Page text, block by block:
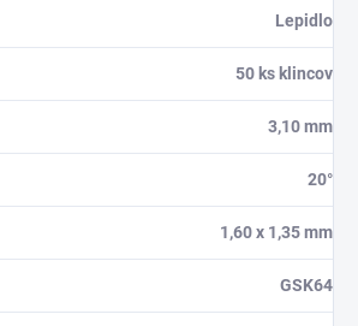
Lepidlo
50 ks klincov
3,10 mm
20°
1,60 x 1,35 mm
GSK64